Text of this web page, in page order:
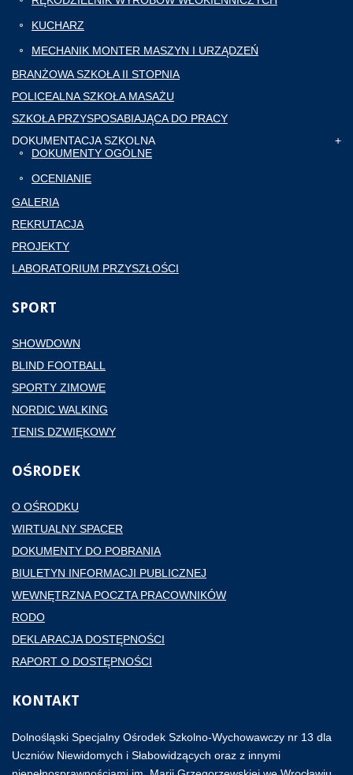
KUCHARZ
MECHANIK MONTER MASZYN I URZĄDZEŃ
BRANŻOWA SZKOŁA II STOPNIA
POLICEALNA SZKOŁA MASAŻU
SZKOŁA PRZYSPOSABIAJĄCA DO PRACY
DOKUMENTACJA SZKOLNA
DOKUMENTY OGÓLNE
OCENIANIE
GALERIA
REKRUTACJA
PROJEKTY
LABORATORIUM PRZYSZŁOŚCI
SPORT
SHOWDOWN
BLIND FOOTBALL
SPORTY ZIMOWE
NORDIC WALKING
TENIS DZWIĘKOWY
OŚRODEK
O OŚRODKU
WIRTUALNY SPACER
DOKUMENTY DO POBRANIA
BIULETYN INFORMACJI PUBLICZNEJ
WEWNĘTRZNA POCZTA PRACOWNIKÓW
RODO
DEKLARACJA DOSTĘPNOŚCI
RAPORT O DOSTĘPNOŚCI
KONTAKT
Dolnośląski Specjalny Ośrodek Szkolno-Wychowawczy nr 13 dla
Uczniów Niewidomych i Słabowidzących oraz z innymi